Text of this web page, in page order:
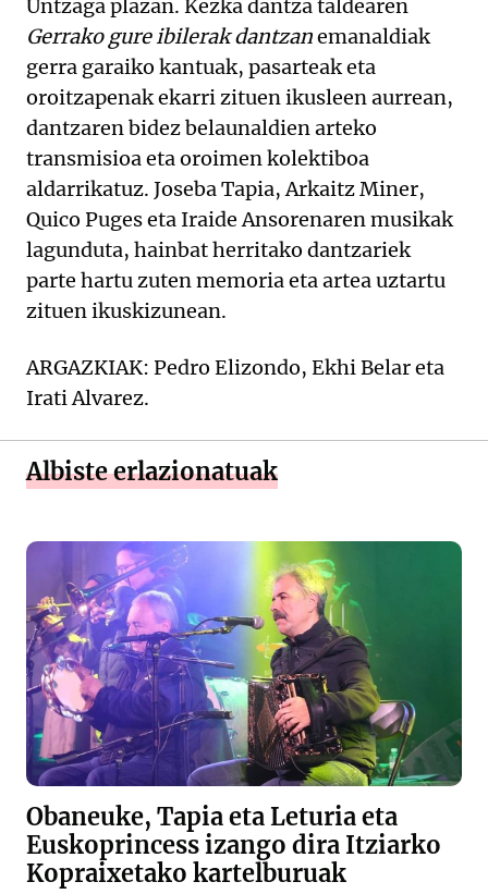
Untzaga plazan. Kezka dantza taldearen
Gerrako gure ibilerak dantzanemanaldiak
gerra garaiko kantuak, pasarteak eta
oroitzapenak ekarri zituen ikusleen aurrean,
dantzaren bidez belaunaldien arteko
transmisioa eta oroimen kolektiboa
aldarrikatuz. Joseba Tapia, Arkaitz Miner,
Quico Puges eta Iraide Ansorenaren musikak
lagunduta, hainbat herritako dantzariek
parte hartu zuten memoria eta artea uztartu
zituen ikuskizunean.
ARGAZKIAK: Pedro Elizondo, Ekhi Belar eta
Irati Alvarez.
Albiste erlazionatuak
Obaneuke, Tapia eta Leturia eta
Euskoprincess izango dira Itziarko
Kopraixetako kartelburuak